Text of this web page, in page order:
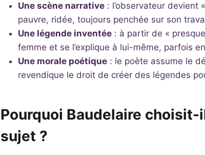
Une scène narrative : l’observateur devient
pauvre, ridée, toujours penchée sur son
Une légende inventée : à partir de «
femme et se l’explique à lui-même, parfois
Une morale poétique : le poète assume le
revendique le droit de créer des légendes
Pourquoi Baudelaire
sujet ?